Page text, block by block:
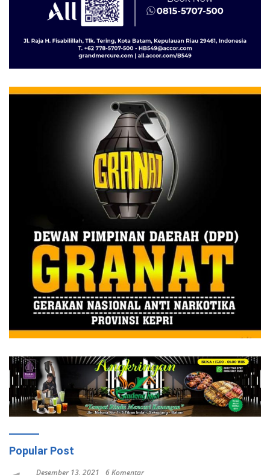
Popular Post
Desember 13, 2021 6 Komentar